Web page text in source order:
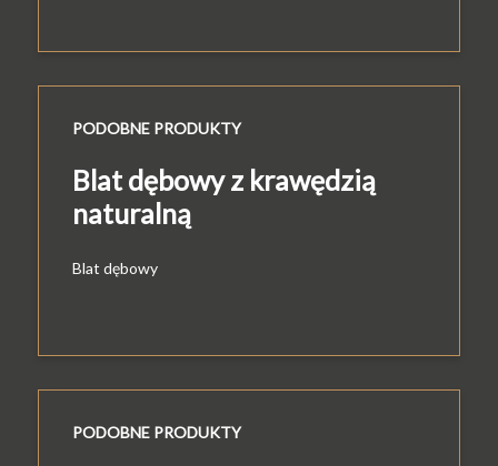
PODOBNE PRODUKTY
Blat dębowy z krawędzią
naturalną
Blat dębowy
PODOBNE PRODUKTY